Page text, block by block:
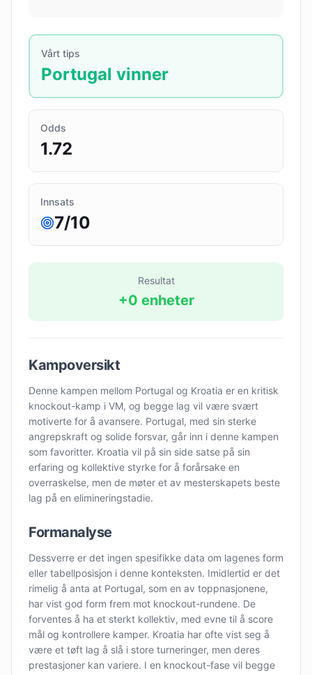
Vårt tips
Portugal vinner
Odds
1.72
Innsats
7/10
Resultat
+0 enheter
Kampoversikt
Denne kampen mellom Portugal og Kroatia er en kritisk
knockout-kamp i VM, og begge lag vil være svært
motiverte for å avansere. Portugal, med sin sterke
angrepskraft og solide forsvar, går inn i denne kampen
som favoritter. Kroatia vil på sin side satse på sin
erfaring og kollektive styrke for å forårsake en
overraskelse, men de møter et av mesterskapets beste
lag på en elimineringstadie.
Formanalyse
Dessverre er det ingen spesifikke data om lagenes form
eller tabellposisjon i denne konteksten. Imidlertid er det
rimelig å anta at Portugal, som en av toppnasjonene,
har vist god form frem mot knockout-rundene. De
forventes å ha et sterkt kollektiv, med evne til å score
mål og kontrollere kamper. Kroatia har ofte vist seg å
være et tøft lag å slå i store turneringer, men deres
prestasjoner kan variere. I en knockout-fase vil begge